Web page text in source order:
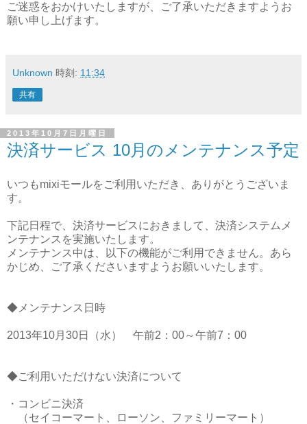
ご迷惑をおかけいたしますが、ご了承いただきますようお
願い申し上げます。
Unknown 時刻: 11:34
共有
2013年10月7日月曜日
決済サービス 10月のメンテナンス予定
いつもmixiモールをご利用いただき、ありがとうございま
す。
下記日程で、決済サービスにおきまして、決済システムメ
ンテナンスを実施いたします。
メンテナンス中は、以下の機能がご利用できません。あら
かじめ、ご了承くださいますようお願いいたします。
◆メンテナンス日時
2013年10月30日（水） 午前2：00～午前7：00
◆ご利用いただけない決済について
・コンビニ決済
（セイコーマート、ローソン、ファミリーマート）